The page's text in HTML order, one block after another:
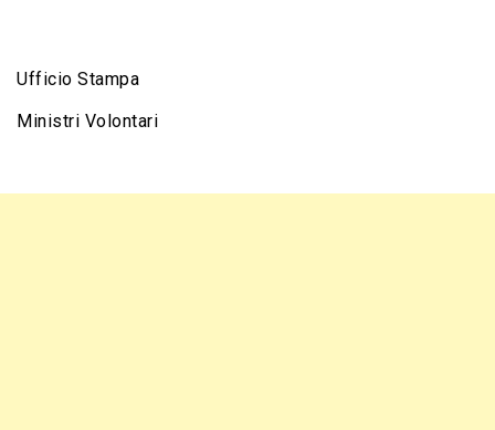
Ufficio Stampa
Ministri Volontari